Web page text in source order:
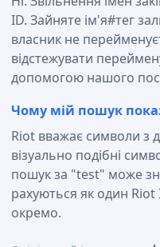
ID. Зайняте ім'я#тег
власник не
відстежувати
допомогою нашого
Чому мій пошук
Riot вважає символи з
візуально подібні
пошук за "test" може
рахуються як один Riot
окремо.